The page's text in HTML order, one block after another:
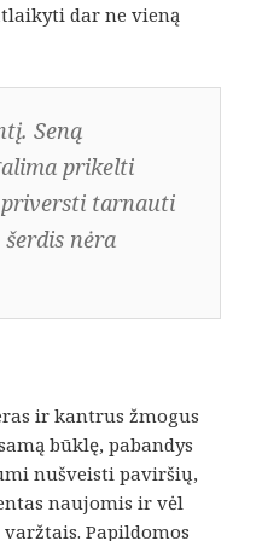
dar ne vieną
Seną
prikelti
tarnauti
nėra
ir kantrus žmogus
būklę, pabandys
nušveisti paviršių,
naujomis ir vėl
Papildomos